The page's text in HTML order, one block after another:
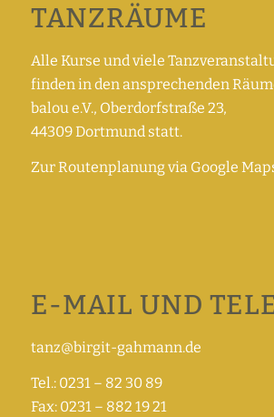
TANZRÄUME
Alle Kurse und viele
finden in den ansprechenden
balou e.V., Oberdorfstraße 23,
44309 Dortmund statt.
Zur Routenplanung via Google
E-MAIL UND
tanz@birgit-gahmann.de
Tel.: 0231 – 82 30 89
Fax: 0231 – 882 19 21